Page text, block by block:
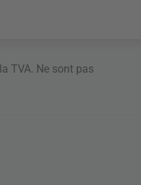
TVA. Ne sont pas